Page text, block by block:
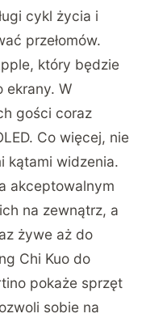
cykl życia i
przełomów.
który będzie
ekrany. W
gości coraz
Co więcej, nie
kątami widzenia.
akceptowalnym
na zewnątrz, a
żywe aż do
Chi Kuo do
pokaże sprzęt
sobie na